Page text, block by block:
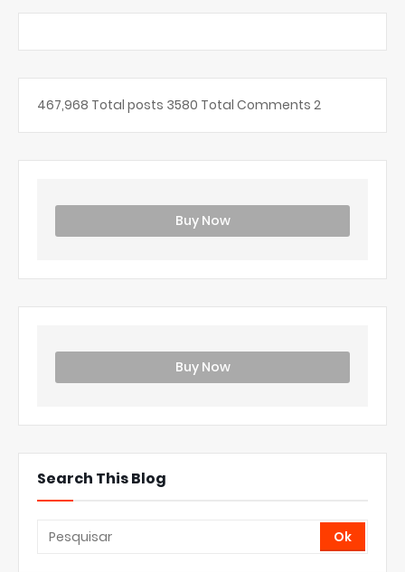
467,968 Total posts 3580 Total Comments 2
Buy Now
Buy Now
Search This Blog